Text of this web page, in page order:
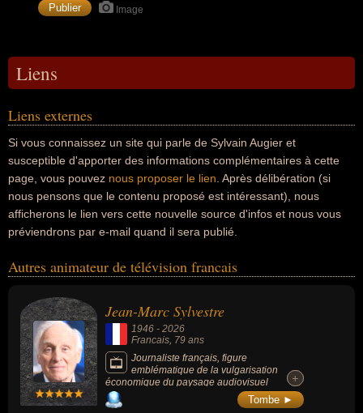
Image
Liens
Liens externes
Si vous connaissez un site qui parle de Sylvain Augier et
susceptible d'apporter des informations complémentaires à cette
page, vous pouvez nous proposer le lien . Après délibération (si
nous pensons que le contenu proposé est intéressant), nous
afficherons le lien vers cette nouvelle source d'infos et nous vous
préviendrons par e-mail quand il sera publié.
Autres animateur de télévision francais
Jean-Marc Sylvestre
1946 - 2026
Francais, 79 ans
Journaliste français, figure
emblématique de la vulgarisation
économique du paysage audiovisuel
français pendant près de 20 ans sur TF1, LCI
et France Inter, particulièrement identifiable
+
+
Tombe ►